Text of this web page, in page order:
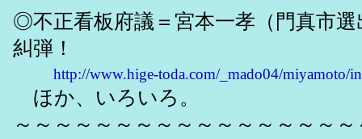
◎不正看板府議＝宮本一孝（門真市選
糾弾！
http://www.hige-toda.com/_mado04/miyamoto/
ほか、いろいろ。
～～～～～～～～～～～～～～～～